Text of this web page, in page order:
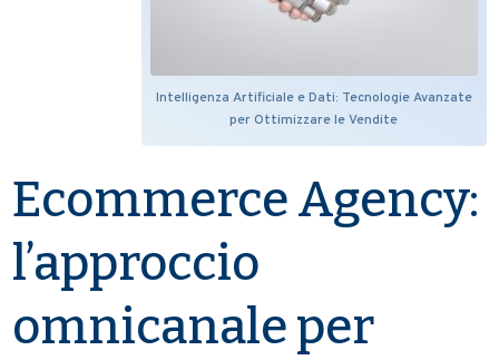
Intelligenza Artificiale e Dati: Tecnologie Avanzate
per Ottimizzare le Vendite
Ecommerce Agency:
l’approccio
omnicanale per